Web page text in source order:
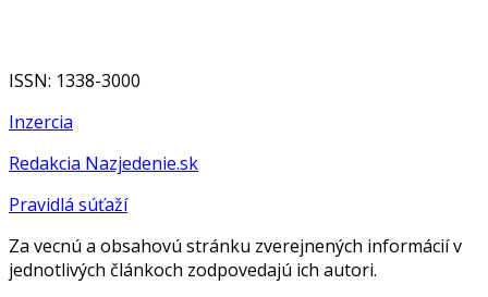
ISSN: 1338-3000
Inzercia
Redakcia Nazjedenie.sk
Pravidlá súťaží
Za vecnú a obsahovú stránku zverejnených informácií v
jednotlivých článkoch zodpovedajú ich autori.